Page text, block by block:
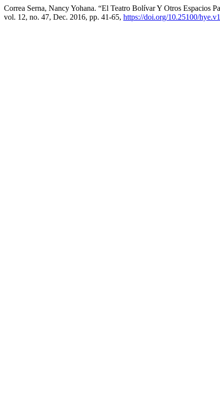
Correa Serna, Nancy Yohana. “El Teatro Bolívar Y Otros Espacios
vol. 12, no. 47, Dec. 2016, pp. 41-65, https://doi.org/10.25100/